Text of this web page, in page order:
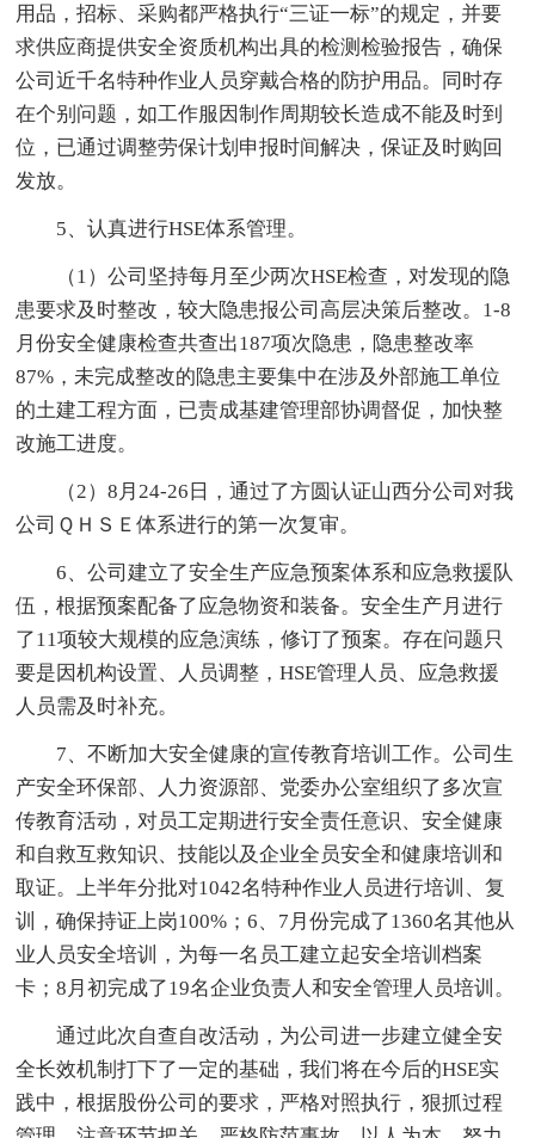
用品，招标、采购都严格执行“三证一标”的规定，并要
求供应商提供安全资质机构出具的检测检验报告，确保
公司近千名特种作业人员穿戴合格的防护用品。同时存
在个别问题，如工作服因制作周期较长造成不能及时到
位，已通过调整劳保计划申报时间解决，保证及时购回
发放。
5、认真进行HSE体系管理。
（1）公司坚持每月至少两次HSE检查，对发现的隐
患要求及时整改，较大隐患报公司高层决策后整改。1-8
月份安全健康检查共查出187项次隐患，隐患整改率
87%，未完成整改的隐患主要集中在涉及外部施工单位
的土建工程方面，已责成基建管理部协调督促，加快整
改施工进度。
（2）8月24-26日，通过了方圆认证山西分公司对我
公司ＱＨＳＥ体系进行的第一次复审。
6、公司建立了安全生产应急预案体系和应急救援队
伍，根据预案配备了应急物资和装备。安全生产月进行
了11项较大规模的应急演练，修订了预案。存在问题只
要是因机构设置、人员调整，HSE管理人员、应急救援
人员需及时补充。
7、不断加大安全健康的宣传教育培训工作。公司生
产安全环保部、人力资源部、党委办公室组织了多次宣
传教育活动，对员工定期进行安全责任意识、安全健康
和自救互救知识、技能以及企业全员安全和健康培训和
取证。上半年分批对1042名特种作业人员进行培训、复
训，确保持证上岗100%；6、7月份完成了1360名其他从
业人员安全培训，为每一名员工建立起安全培训档案
卡；8月初完成了19名企业负责人和安全管理人员培训。
通过此次自查自改活动，为公司进一步建立健全安
全长效机制打下了一定的基础，我们将在今后的HSE实
践中，根据股份公司的要求，严格对照执行，狠抓过程